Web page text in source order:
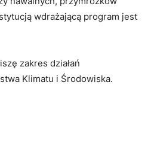
wdrażającą program jest
zakres działań
Klimatu i Środowiska.